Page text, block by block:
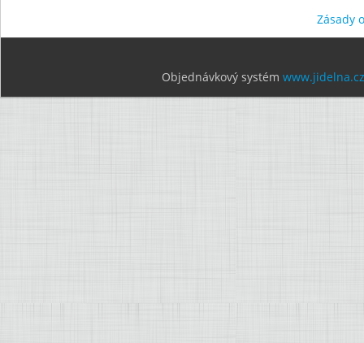
Zásady
Objednávkový systém www.jidelna.cz